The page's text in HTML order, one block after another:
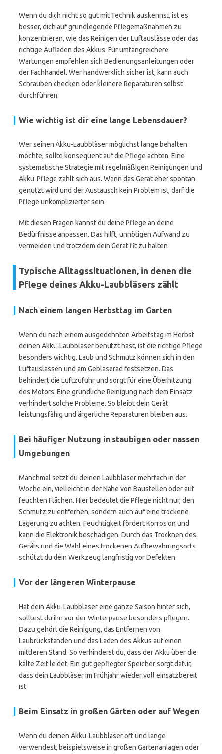
Wenn du dich nicht so gut mit Technik auskennst, ist es
besser, dich auf grundlegende Pflegemaßnahmen zu
konzentrieren, wie das Reinigen der Luftauslässe oder das
richtige Aufladen des Akkus. Für umfangreichere
Wartungen empfehlen sich Bedienungsanleitungen oder
der Fachhandel. Wer handwerklich sicher ist, kann auch
Schrauben checken oder kleinere Reparaturen selbst
durchführen.
Wie wichtig ist dir eine lange Lebensdauer?
Wer seinen Akku-Laubbläser möglichst lange behalten
möchte, sollte konsequent auf die Pflege achten. Eine
systematische Strategie mit regelmäßigen Reinigungen und
Akku-Pflege zahlt sich aus. Wenn das Gerät eher spontan
genutzt wird und der Austausch kein Problem ist, darf die
Pflege unkomplizierter sein.
Mit diesen Fragen kannst du deine Pflege an deine
Bedürfnisse anpassen. Das hilft, unnötigen Aufwand zu
vermeiden und trotzdem dein Gerät fit zu halten.
Typische Alltagssituationen, in denen die
Pflege deines Akku-Laubbläsers zählt
Nach einem langen Herbsttag im Garten
Wenn du nach einem ausgedehnten Arbeitstag im Herbst
deinen Akku-Laubbläser benutzt hast, ist die richtige Pflege
besonders wichtig. Laub und Schmutz können sich in den
Luftauslässen und am Gebläserad festsetzen. Das
behindert die Luftzufuhr und sorgt für eine Überhitzung
des Motors. Eine gründliche Reinigung nach dem Einsatz
verhindert solche Probleme. So bleibt dein Gerät
leistungsfähig und ärgerliche Reparaturen bleiben aus.
Bei häufiger Nutzung in staubigen oder nassen
Umgebungen
Manchmal setzt du deinen Laubbläser mehrfach in der
Woche ein, vielleicht in der Nähe von Baustellen oder auf
feuchten Flächen. Hier bedeutet die Pflege nicht nur, den
Schmutz zu entfernen, sondern auch auf eine trockene
Lagerung zu achten. Feuchtigkeit fördert Korrosion und
kann die Elektronik beschädigen. Durch das Trocknen des
Geräts und die Wahl eines trockenen Aufbewahrungsorts
schützt du dein Werkzeug langfristig vor Defekten.
Vor der längeren Winterpause
Hat dein Akku-Laubbläser eine ganze Saison hinter sich,
solltest du ihn vor der Winterpause besonders pflegen.
Dazu gehört die Reinigung, das Entfernen von
Laubrückständen und das Laden des Akkus auf einen
mittleren Stand. So verhinderst du, dass der Akku über die
kalte Zeit leidet. Ein gut gepflegter Speicher sorgt dafür,
dass dein Laubbläser im Frühjahr wieder voll einsatzbereit
ist.
Beim Einsatz in großen Gärten oder auf Wegen
Wenn du deinen Akku-Laubbläser oft und lange
verwendest, beispielsweise in großen Gartenanlagen oder